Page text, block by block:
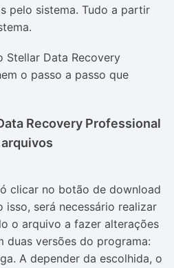
pelo sistema. Tudo a partir
Stellar Data Recovery
o passo a passo que
Recovery Professional
clicar no botão de download
isso, será necessário realizar
o arquivo a fazer alterações
duas versões do programa:
A depender da escolhida, o